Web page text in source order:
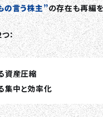
の言う株主”の存在も再編
：
資産圧縮
集中と効率化